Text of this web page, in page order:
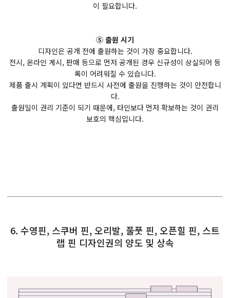
이 필요합니다.
⑤ 출원 시기
디자인은 공개 전에 출원하는 것이 가장 중요합니다.
전시, 온라인 게시, 판매 등으로 먼저 공개된 경우 신규성이 상실되어 등
록이 어려워질 수 있습니다.
제품 출시 계획이 있다면 반드시 사전에 출원을 진행하는 것이 안전합니
다.
출원일이 권리 기준이 되기 때문에, 타인보다 먼저 확보하는 것이 권리
보호의 핵심입니다.
6. 수영핀, 스쿠버 핀, 오리발, 풀풋 핀, 오픈힐 핀, 스트
랩 핀 디자인권의 양도 및 상속